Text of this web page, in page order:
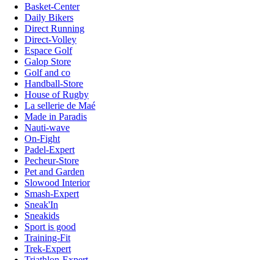
Basket-Center
Daily Bikers
Direct Running
Direct-Volley
Espace Golf
Galop Store
Golf and co
Handball-Store
House of Rugby
La sellerie de Maé
Made in Paradis
Nauti-wave
On-Fight
Padel-Expert
Pecheur-Store
Pet and Garden
Slowood Interior
Smash-Expert
Sneak'In
Sneakids
Sport is good
Training-Fit
Trek-Expert